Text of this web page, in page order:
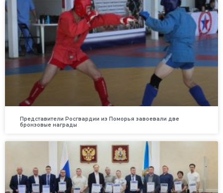
Представители Росгвардии из Поморья завоевали две
бронзовые награды